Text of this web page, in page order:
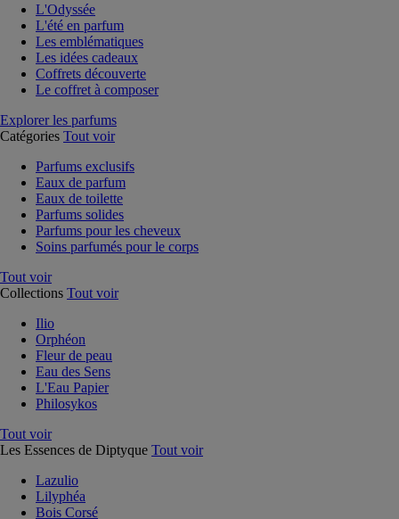
L'Odyssée
L'été en parfum
Les emblématiques
Les idées cadeaux
Coffrets découverte
Le coffret à composer
Explorer les parfums
Catégories Tout voir
Parfums exclusifs
Eaux de parfum
Eaux de toilette
Parfums solides
Parfums pour les cheveux
Soins parfumés pour le corps
Tout voir
Collections Tout voir
Ilio
Orphéon
Fleur de peau
Eau des Sens
L'Eau Papier
Philosykos
Tout voir
Les Essences de Diptyque Tout voir
Lazulio
Lilyphéa
Bois Corsé